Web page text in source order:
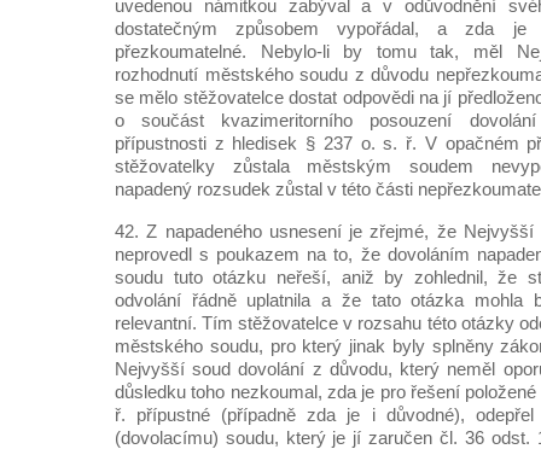
uvedenou námitkou zabýval a v odůvodnění
dostatečným způsobem vypořádal, a zda je
přezkoumatelné. Nebylo-li by tomu tak, měl
rozhodnutí městského soudu z důvodu
se mělo stěžovatelce dostat odpovědi na jí
o součást kvazimeritorního posouzení
přípustnosti z hledisek § 237 o. s. ř. V opačném
stěžovatelky zůstala městským soudem
napadený rozsudek zůstal v této části
42. Z napadeného usnesení je zřejmé, že
neprovedl s poukazem na to, že dovoláním
soudu tuto otázku neřeší, aniž by zohlednil, že
odvolání řádně uplatnila a že tato otázka mohla
relevantní. Tím stěžovatelce v rozsahu této otázky
městského soudu, pro který jinak byly splněny
Nejvyšší soud dovolání z důvodu, který neměl
důsledku toho nezkoumal, zda je pro řešení
ř. přípustné (případně zda je i důvodné),
(dovolacímu) soudu, který je jí zaručen čl. 36 odst.